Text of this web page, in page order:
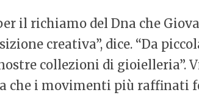
il richiamo del Dna che
creativa”, dice. “Da
collezioni di gioielleria”.
che i movimenti più raffinati